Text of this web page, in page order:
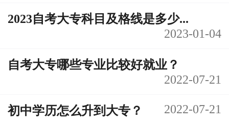
2023自考大专科目及格线是多少...
2023-01-04
自考大专哪些专业比较好就业？
2022-07-21
初中学历怎么升到大专？ 2022-07-21